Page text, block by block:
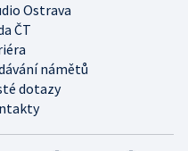
Ostrava
ČT
námětů
dotazy